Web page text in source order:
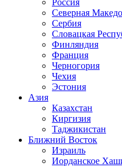
Россия
Северная
Сербия
Словацкая
Финляндия
Франция
Черногория
Чехия
Эстония
Азия
Казахстан
Киргизия
Таджикистан
Ближний Восток
Израиль
Иорданское